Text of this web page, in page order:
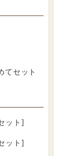
てセット
ット]
ット]